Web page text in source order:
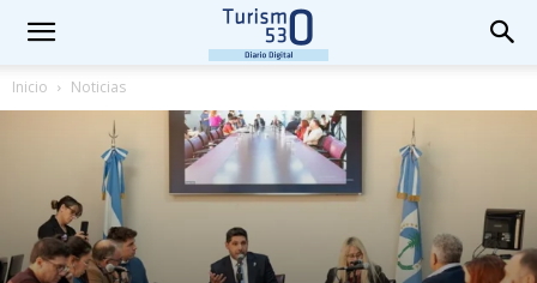
Inicio Noticias